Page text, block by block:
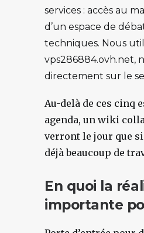
services : accès au
d’un espace de
techniques. Nous
vps286884.ovh.net,
directement sur le
Au-delà de ces cinq
agenda, un wiki
verront le jour que
déjà beaucoup de
En quoi la
importante